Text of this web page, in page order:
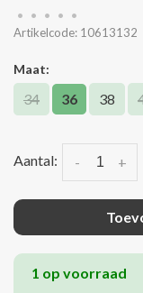
• • • •
•
Artikelcode: 10613132
Maat:
34 36 38
Aantal: +
-
1 op voorraad